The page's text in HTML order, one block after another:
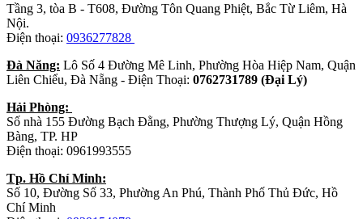
Tầng 3, tòa B - T608, Đường Tôn Quang Phiệt, Bắc Từ Liêm, Hà
Nội.
Điện thoại: 0936277828
Đà Năng: Lô Số 4 Đường Mê Linh, Phường Hòa Hiệp Nam, Quận
Liên Chiểu, Đà Nẵng - Điện Thoại: 0762731789 (Đại Lý)
Hải Phòng:
Số nhà 155 Đường Bạch Đằng, Phường Thượng Lý, Quận Hồng
Bàng, TP. HP
Điện thoại: 0961993555
Tp. Hồ Chí Minh:
Số 10, Đường Số 33, Phường An Phú, Thành Phố Thủ Đức, Hồ
Chí Minh